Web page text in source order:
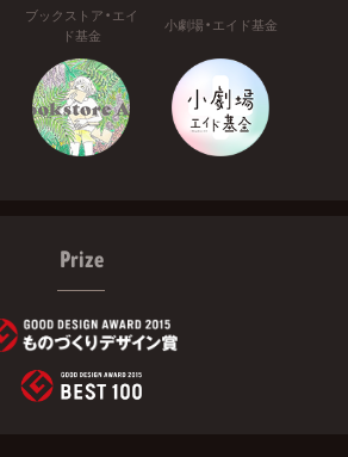
ブックストア・エイ
ド基金
小劇場・エイド基金
Prize